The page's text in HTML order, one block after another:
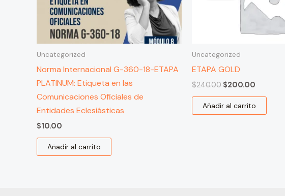
Uncategorized
Norma Internacional G-360-18-ETAPA
PLATINUM: Etiqueta en las
Comunicaciones Oficiales de
Entidades Eclesiásticas
$10.00
Añadir al carrito
Uncategorized
ETAPA GOLD
$240.00
$240.00.
$200.00
es:
$200.00.
Añadir al carrito